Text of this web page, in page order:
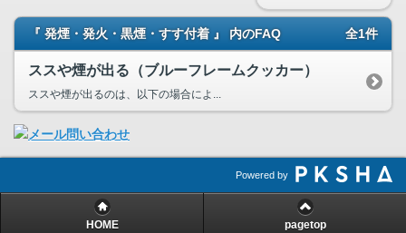
『 発煙・発火・黒煙・すす付着 』 内のFAQ 全1件
ススや煙が出る（ブルーフレームクッカー）
ススや煙が出るのは、以下の場合によ...
Powered by
HOME pagetop